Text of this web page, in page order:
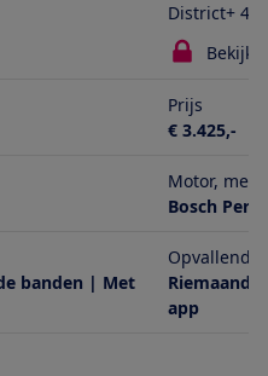
District+ 4
Bekijk
Prijs
€ 3.425,-
Motor,
Bosch
banden | Met
app